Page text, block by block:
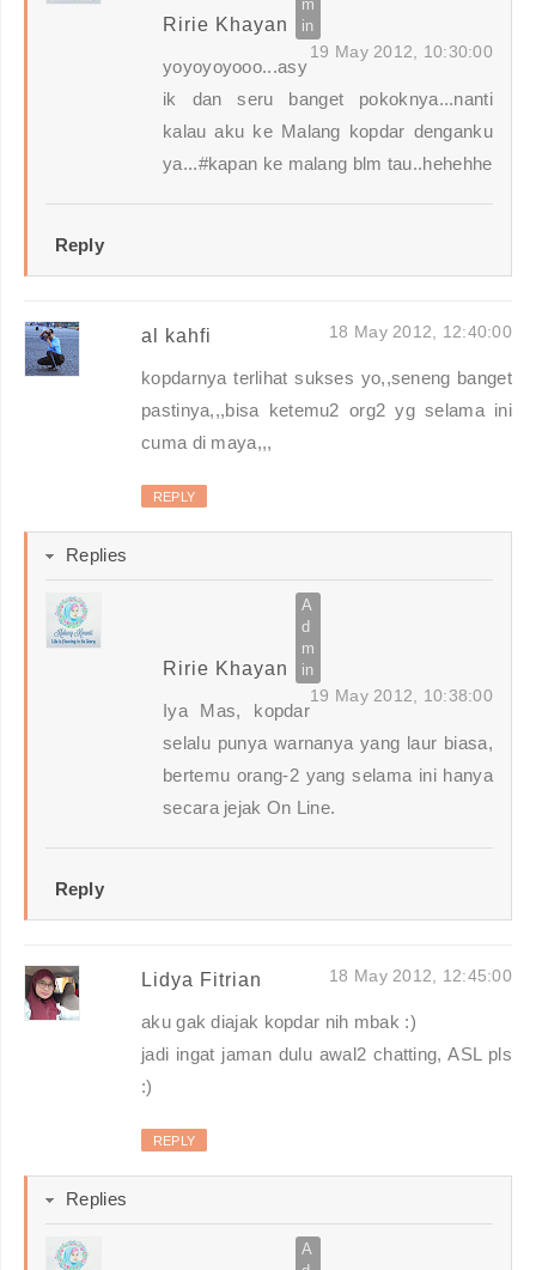
Ririe Khayan
19 May 2012, 10:30:00
yoyoyoyooo...asy
ik dan seru banget pokoknya...nanti
kalau aku ke Malang kopdar denganku
ya...#kapan ke malang blm tau..hehehhe
Reply
al kahfi 18 May 2012, 12:40:00
kopdarnya terlihat sukses yo,,seneng banget
pastinya,,,bisa ketemu2 org2 yg selama ini
cuma di maya,,,
REPLY
Replies
Ririe Khayan
19 May 2012, 10:38:00
Iya Mas, kopdar
selalu punya warnanya yang laur biasa,
bertemu orang-2 yang selama ini hanya
secara jejak On Line.
Reply
Lidya Fitrian 18 May 2012, 12:45:00
aku gak diajak kopdar nih mbak :)
jadi ingat jaman dulu awal2 chatting, ASL pls
:)
REPLY
Replies